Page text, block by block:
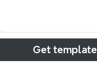
Get template